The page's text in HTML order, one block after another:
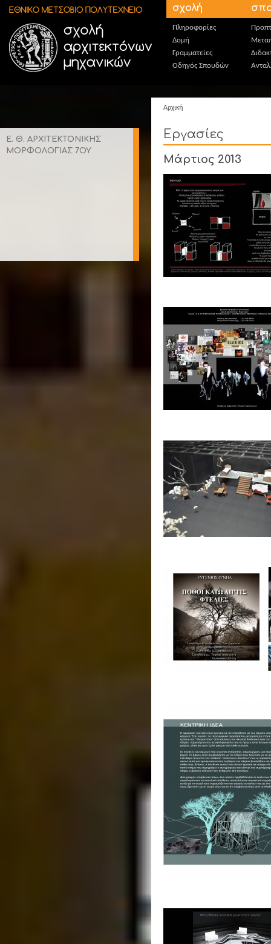
Παράκαμψη προς το κυρίως περιεχόμενο σχολή
Πληροφορίες
Δομή
Γραμματείες
Οδηγός Σπουδών
Ε. Θ. ΑΡΧΙΤΕΚΤΟΝΙΚΗΣ
ΜΟΡΦΟΛΟΓΙΑΣ 7ΟΥ
Αρχική
Εργασίες
Μάρτιος 2013